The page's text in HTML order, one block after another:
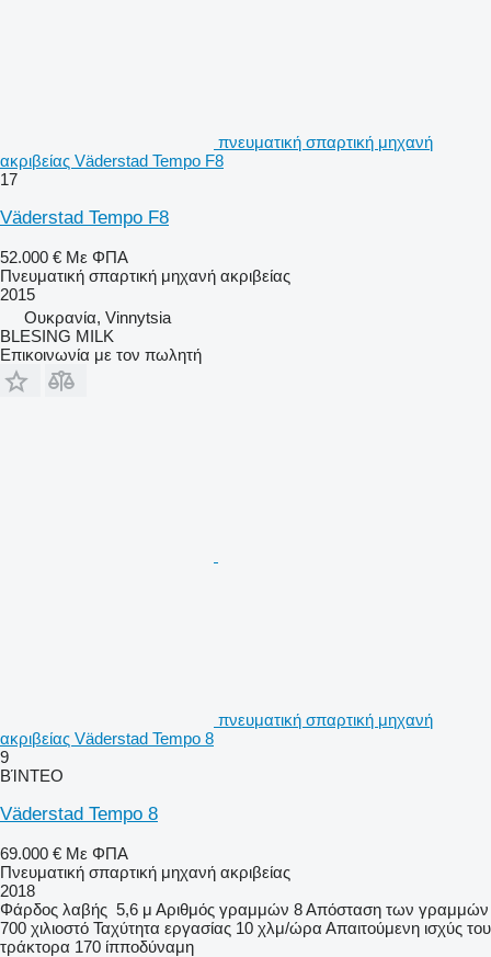
πνευματική σπαρτική μηχανή
ακριβείας Väderstad Tempo F8
17
Väderstad Tempo F8
52.000 € Με ΦΠΑ
Πνευματική σπαρτική μηχανή ακριβείας
2015
Ουκρανία, Vinnytsia
BLESING MILK
Επικοινωνία με τον πωλητή
πνευματική σπαρτική μηχανή
ακριβείας Väderstad Tempo 8
9
ΒΊΝΤΕΟ
Väderstad Tempo 8
69.000 € Με ΦΠΑ
Πνευματική σπαρτική μηχανή ακριβείας
2018
Φάρδος λαβής 5,6 μ Αριθμός γραμμών 8Απόσταση των γραμμών
700 χιλιοστό Ταχύτητα εργασίας 10 χλμ/ώρα Απαιτούμενη ισχύς του
τράκτορα 170 ίπποδύναμη